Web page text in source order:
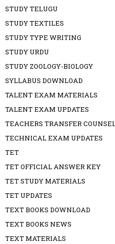
STUDY TELUGU
STUDY TEXTILES
STUDY TYPE WRITING
STUDY URDU
STUDY ZOOLOGY-BIOLOGY
SYLLABUS DOWNLOAD
TALENT EXAM MATERIALS
TALENT EXAM UPDATES
TEACHERS TRANSFER
TECHNICAL EXAM UPDATES
TET
TET OFFICIAL ANSWER KEY
TET STUDY MATERIALS
TET UPDATES
TEXT BOOKS DOWNLOAD
TEXT BOOKS NEWS
TEXT MATERIALS